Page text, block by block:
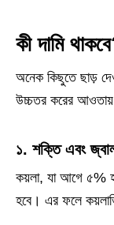
কী দামি
অনেক কিছুতে ছাড়
উচ্চতর করের আওতায়
১. শক্তি এবং
কয়লা, যা আগে ৫%
হবে। এর ফলে